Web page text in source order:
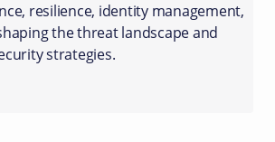
resilience, identity management,
the threat landscape and
strategies.